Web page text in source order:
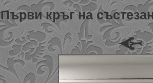
Първи кръг на